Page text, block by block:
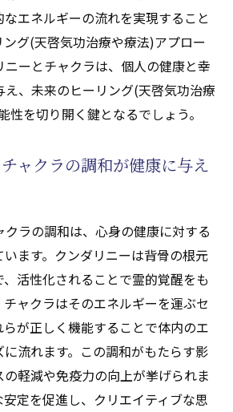
エネルギーの流れを実現すること
グ(天啓気功治療や療法)アプロー
ーとチャクラは、個人の健康と幸
、未来のヒーリング(天啓気功治療
性を切り開く鍵となるでしょう。
ャクラの調和が健康に与え
ラの調和は、心身の健康に対する
ます。クンダリニーは背骨の根元
活性化されることで霊的覚醒をも
ャクラはそのエネルギーを運ぶセ
らが正しく機能することで体内のエ
流れます。この調和がもたらす影
軽減や免疫力の向上が挙げられま
定を促進し、クリエイティブな思